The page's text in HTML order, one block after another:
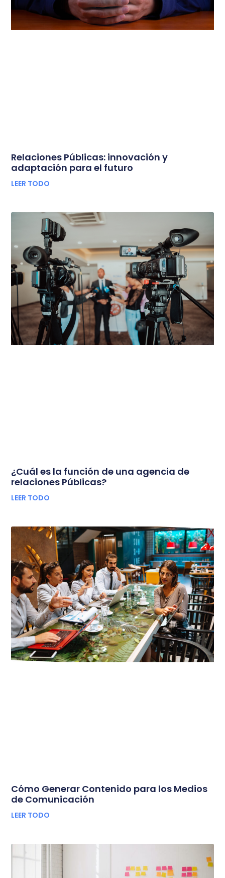
Relaciones Públicas: innovación y
adaptación para el futuro
LEER TODO
¿Cuál es la función de una agencia de
relaciones Públicas?
LEER TODO
Cómo Generar Contenido para los Medios
de Comunicación
LEER TODO